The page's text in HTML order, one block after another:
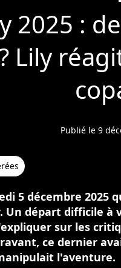
2025 :
Lily
Publié le 9
5 décembre 2025
Un départ difficile à
sur les
ce dernier
l'aventure.